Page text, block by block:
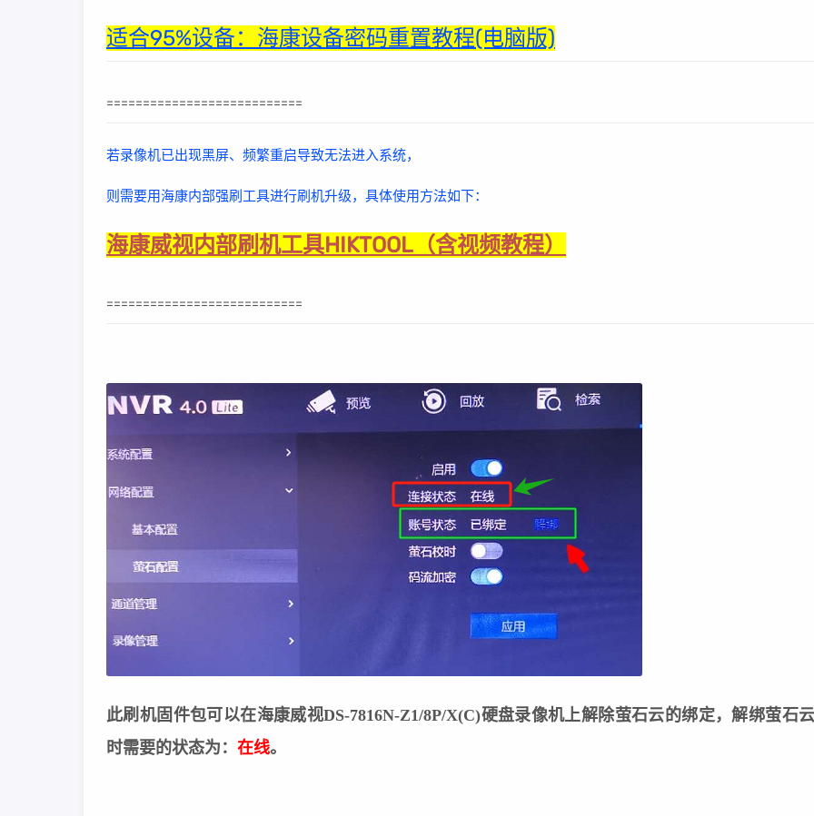
适合95%设备：海康设备密码重置教程(电脑版)
===========================
若录像机已出现黑屏、频繁重启导致无法进入系统，
则需要用海康内部强刷工具进行刷机升级，具体使用方法如下：
海康威视内部刷机工具HIKTOOL（含视频教程）
===========================
此刷机固件包可以在海康威视DS-7816N-Z1/8P/X(C)硬盘录像机上解除萤石云的绑定，解绑萤石
时需要的状态为： 在线。